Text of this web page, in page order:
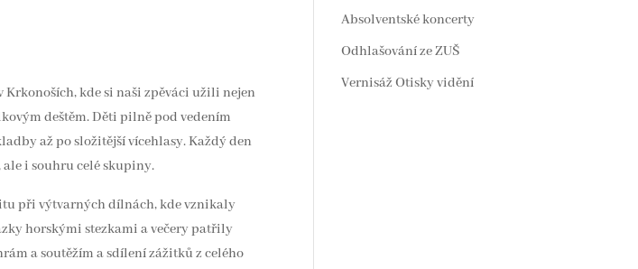
Krkonoších, kde si naši zpěváci užili nejen
deštěm. Děti pilně pod vedením
až po složitější vícehlasy. Každý den
i souhru celé skupiny.
při výtvarných dílnách, kde vznikaly
horskými stezkami a večery patřily
a soutěžím a sdílení zážitků z celého
Absolventské koncerty
Odhlašování ze ZUŠ
Vernisáž Otisky vidění